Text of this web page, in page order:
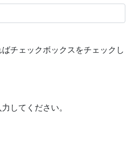
チェックボックスをチェックし
してください。